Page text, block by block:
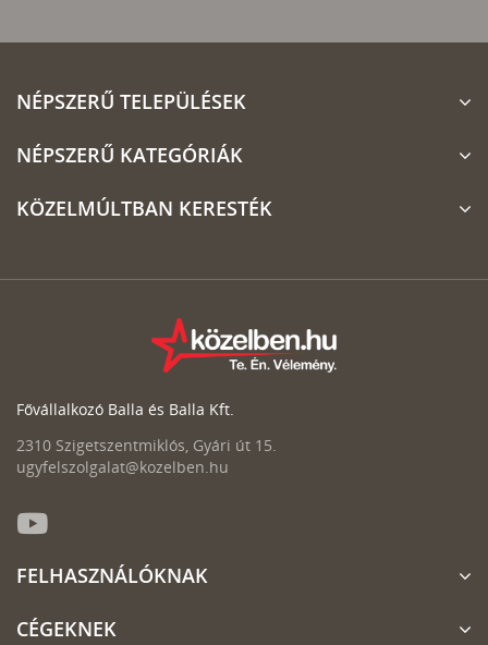
NÉPSZERŰ TELEPÜLÉSEK
NÉPSZERŰ KATEGÓRIÁK
KÖZELMÚLTBAN KERESTÉK
Fővállalkozó Balla és Balla Kft.
2310 Szigetszentmiklós, Gyári út 15.
ugyfelszolgalat@kozelben.hu
FELHASZNÁLÓKNAK
CÉGEKNEK